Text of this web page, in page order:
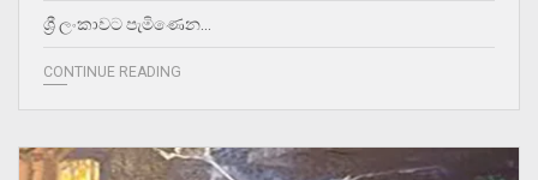
ශ්‍රී ලංකාවට පැමිණෙන…
CONTINUE READING